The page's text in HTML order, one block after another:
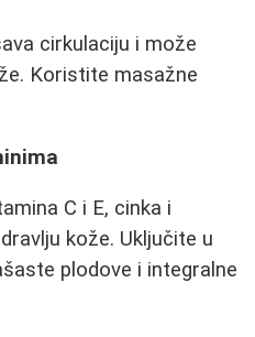
cirkulaciju i može
Koristite masažne
C i E, cinka i
kože. Uključite u
plodove i integralne